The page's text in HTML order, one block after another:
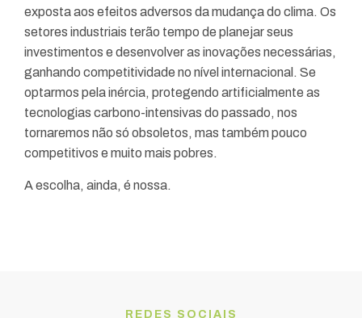
exposta aos efeitos adversos da mudança do clima. Os
setores industriais terão tempo de planejar seus
investimentos e desenvolver as inovações necessárias,
ganhando competitividade no nível internacional. Se
optarmos pela inércia, protegendo artificialmente as
tecnologias carbono-intensivas do passado, nos
tornaremos não só obsoletos, mas também pouco
competitivos e muito mais pobres.
A escolha, ainda, é nossa.
REDES SOCIAIS